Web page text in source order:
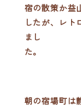
宿の散策か益
したが、レト
まし
朝の宿場町は